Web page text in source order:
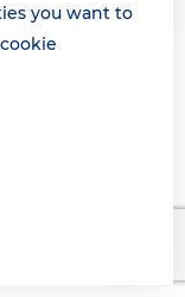
you want to
cookie